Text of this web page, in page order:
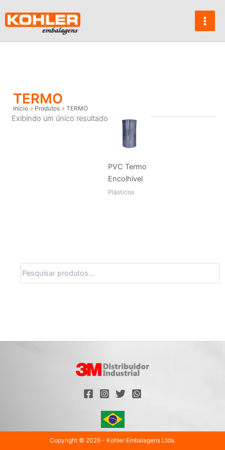
para
conteúdo
TERMO
Início Produtos TERMO
Exibindo um único resultado
PVC Termo
Encolhível
Plásticos
Copyright © 2026 - Kohler Embalagens Ltda.